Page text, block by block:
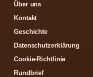
Über uns
Kontakt
Geschichte
Datenschutzerklärung
Cookie-Richtlinie
Rundbrief